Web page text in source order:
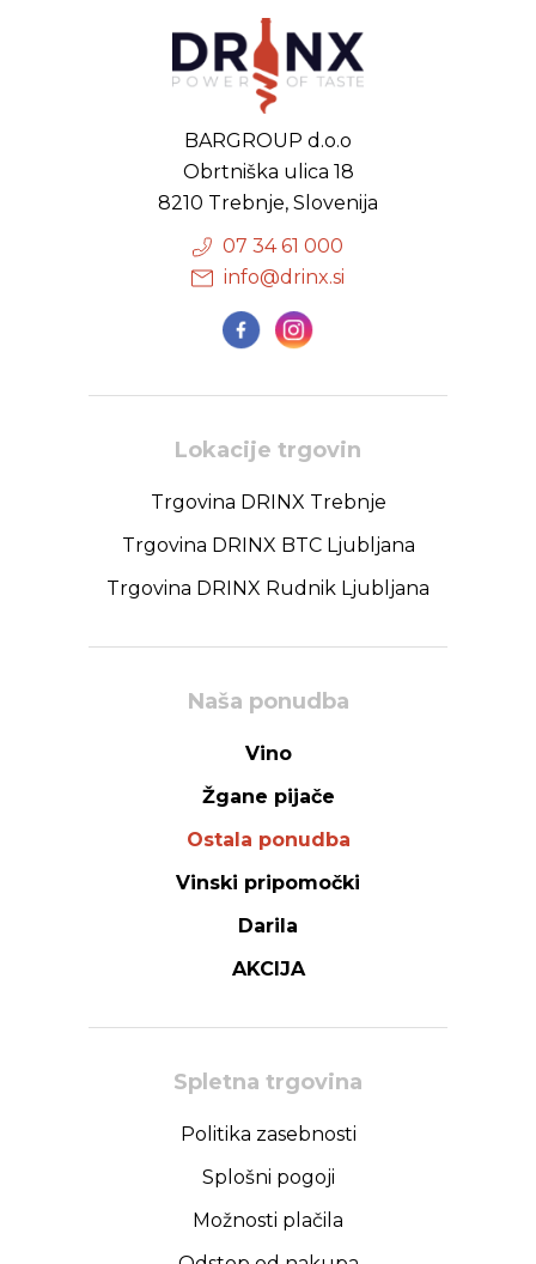
BARGROUP d.o.o
Obrtniška ulica 18
8210 Trebnje, Slovenija
07 34 61 000
info@drinx.si
Lokacije trgovin
Trgovina DRINX Trebnje
Trgovina DRINX BTC Ljubljana
Trgovina DRINX Rudnik Ljubljana
Naša ponudba
Vino
Žgane pijače
Ostala ponudba
Vinski pripomočki
Darila
AKCIJA
Spletna trgovina
Politika zasebnosti
Splošni pogoji
Možnosti plačila